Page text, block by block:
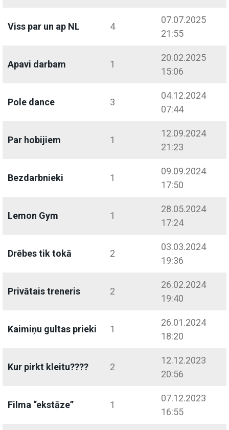
Viss par un ap NL 4
07.07.2025
21:55
Apavi darbam 1
20.02.2025
15:06
Pole dance 3
04.12.2024
07:44
Par hobijiem 1
12.09.2024
21:23
Bezdarbnieki 1
09.09.2024
17:50
Lemon Gym 1
28.05.2024
17:24
Drēbes tik tokā 2
03.03.2024
19:36
Privātais treneris 2
26.02.2024
19:40
Kaimiņu gultas prieki 1
26.01.2024
18:20
Kur pirkt kleitu???? 2
12.12.2023
20:56
Filma “ekstāze” 1
07.12.2023
16:55